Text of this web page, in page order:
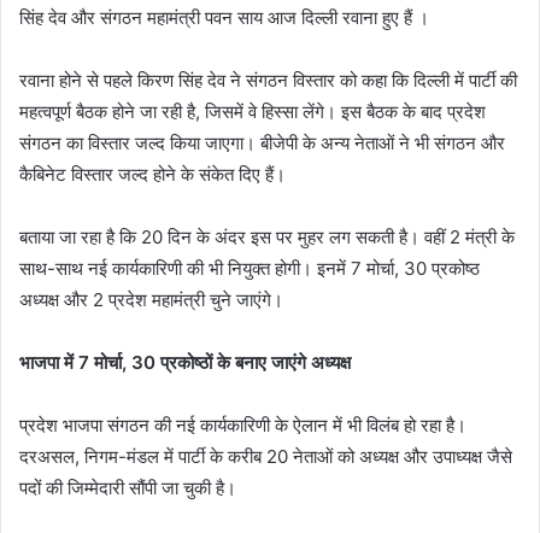
सिंह देव और संगठन महामंत्री पवन साय आज दिल्ली रवाना हुए हैं ।
रवाना होने से पहले किरण सिंह देव ने संगठन विस्तार को कहा कि दिल्ली में पार्टी की
महत्वपूर्ण बैठक होने जा रही है, जिसमें वे हिस्सा लेंगे। इस बैठक के बाद प्रदेश
संगठन का विस्तार जल्द किया जाएगा। बीजेपी के अन्य नेताओं ने भी संगठन और
कैबिनेट विस्तार जल्द होने के संकेत दिए हैं।
बताया जा रहा है कि 20 दिन के अंदर इस पर मुहर लग सकती है। वहीं 2 मंत्री के
साथ-साथ नई कार्यकारिणी की भी नियुक्त होगी। इनमें 7 मोर्चा, 30 प्रकोष्ठ
अध्यक्ष और 2 प्रदेश महामंत्री चुने जाएंगे।
भाजपा में 7 मोर्चा, 30 प्रकोष्ठों के बनाए जाएंगे अध्यक्ष
प्रदेश भाजपा संगठन की नई कार्यकारिणी के ऐलान में भी विलंब हो रहा है।
दरअसल, निगम-मंडल में पार्टी के करीब 20 नेताओं को अध्यक्ष और उपाध्यक्ष जैसे
पदों की जिम्मेदारी सौंपी जा चुकी है।